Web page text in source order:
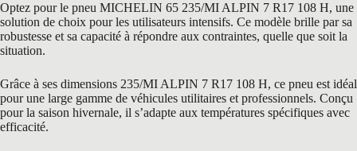
Optez pour le pneu MICHELIN 65 235/MI ALPIN 7 R17 108 H, une
solution de choix pour les utilisateurs intensifs. Ce modèle brille par sa
robustesse et sa capacité à répondre aux contraintes, quelle que soit la
situation.
Grâce à ses dimensions 235/MI ALPIN 7 R17 108 H, ce pneu est idéal
pour une large gamme de véhicules utilitaires et professionnels. Conçu
pour la saison hivernale, il s’adapte aux températures spécifiques avec
efficacité.